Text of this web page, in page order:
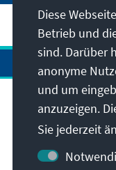
Anschrift
Kontakt
Diese
Betrieb und
sind. Darüber
anonyme
und um
anzuzeigen.
Sie jederzeit